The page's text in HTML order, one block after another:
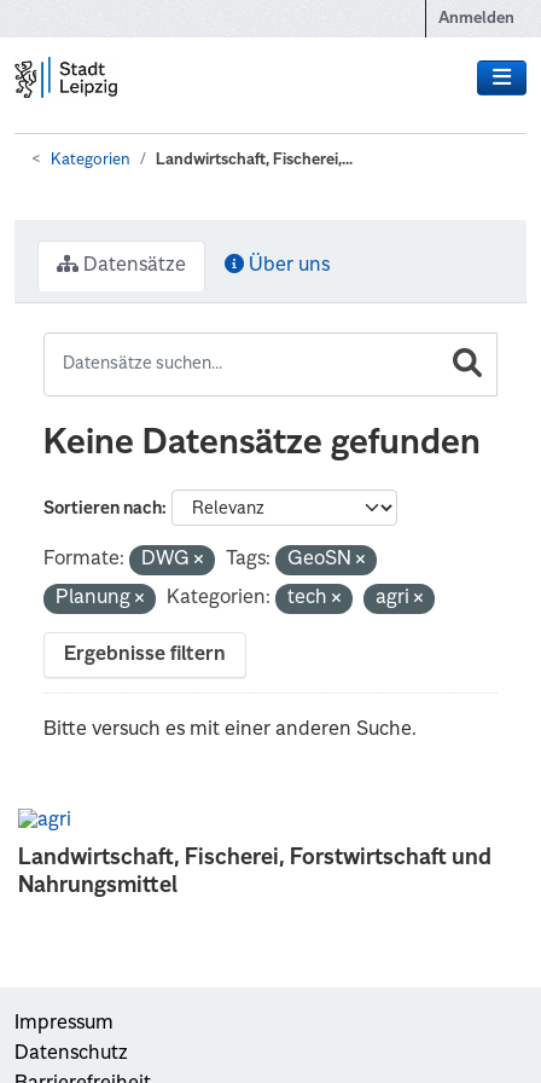
Anmelden
Kategorien Landwirtschaft, Fischerei,...
Landwirtschaft, Fischerei, Forstwirtschaft und
Nahrungsmittel
Datensätze Über uns
Keine Datensätze gefunden
Sortieren nach
Formate: DWG Tags:
GeoSN
Planung
Kategorien: tech agri
Ergebnisse filtern
Bitte versuch es mit einer anderen Suche.
Impressum
Datenschutz